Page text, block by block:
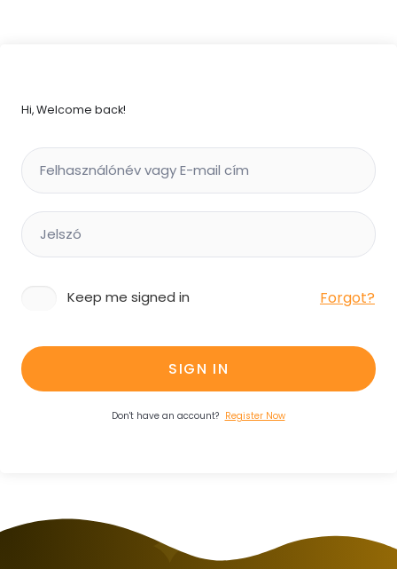
Hi, Welcome back!
Keep me signed in Forgot?
SIGN IN
Don't have an account? Register Now